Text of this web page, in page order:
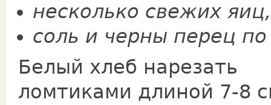
несколько свежих яиц,
соль и черны перец по
Белый хлеб нарезать
ломтиками длиной 7-8